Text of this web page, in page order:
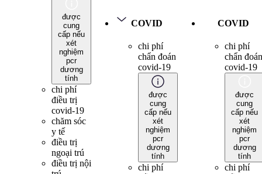
được
cung
cấp nếu
xét
nghiệm
pcr
dương
tính
chi phí
điều trị
covid-19
chăm sóc
y tế
điều trị
ngoại trú
điều trị nội
COVID
chi phí
chẩn đoán
covid-19
được
cung
cấp nếu
xét
nghiệm
pcr
dương
tính
chi phí
COVID
chi phí
chẩn đoán
covid-19
được
cung
cấp nếu
xét
nghiệm
pcr
dương
tính
chi phí